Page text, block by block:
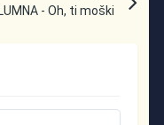
- Oh, ti moški